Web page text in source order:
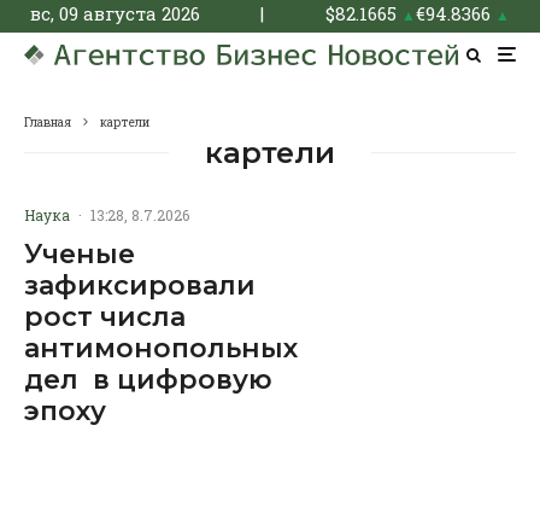
вс, 09 августа 2026 | $82.1665 ▲€94.8366 ▲
Главная картели
картели
Наука · 13:28, 8.7.2026
Ученые
зафиксировали
рост числа
антимонопольных
дел в цифровую
эпоху